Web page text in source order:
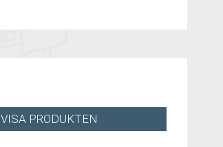
VISA PRODUKTEN